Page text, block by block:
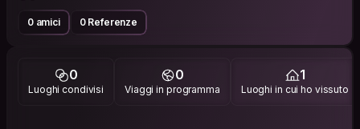
0 amici 0 Referenze
0
Luoghi condivisi
0
Viaggi in programma
1
Luoghi in cui ho vissuto